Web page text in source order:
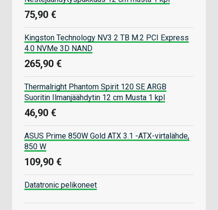
75,90 €
Kingston Technology NV3 2 TB M.2 PCI Express
4.0 NVMe 3D NAND
265,90 €
Thermalright Phantom Spirit 120 SE ARGB
Suoritin Ilmanjäähdytin 12 cm Musta 1 kpl
46,90 €
ASUS Prime 850W Gold ATX 3.1 -ATX-virtalähde,
850 W
109,90 €
Datatronic pelikoneet